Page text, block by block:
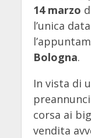
14 marzo
l’unica
Bologna.
In vista di
corsa ai
vendita